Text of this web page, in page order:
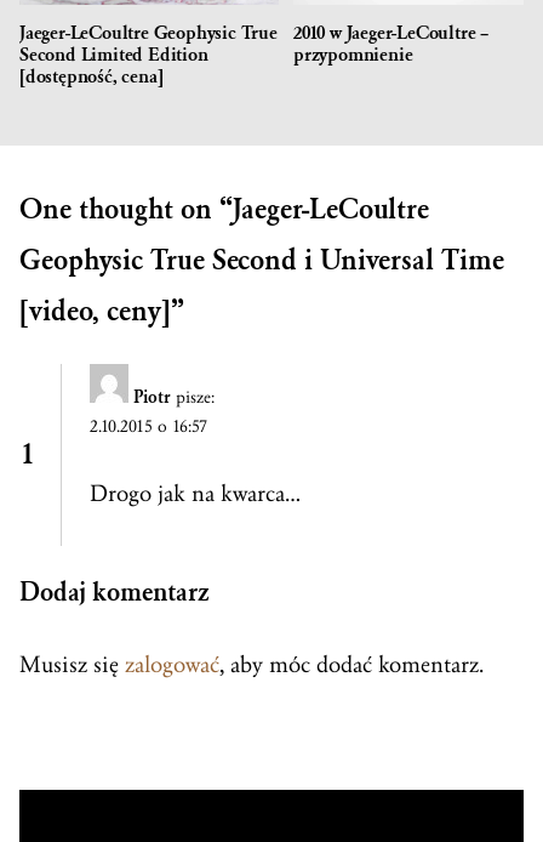
Jaeger-LeCoultre Geophysic True
Second Limited Edition
[dostępność, cena]
2010 w Jaeger-LeCoultre –
przypomnienie
One thought on “Jaeger-LeCoultre
Geophysic True Second i Universal Time
[video, ceny]”
Piotr pisze:
2.10.2015 o 16:57
Drogo jak na kwarca…
Dodaj komentarz
Musisz się zalogować, aby móc dodać komentarz.